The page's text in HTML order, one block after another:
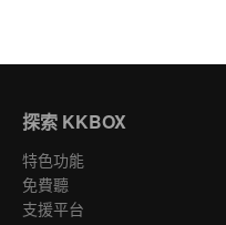
探索 KKBOX
特色功能
免費聽
支援平台